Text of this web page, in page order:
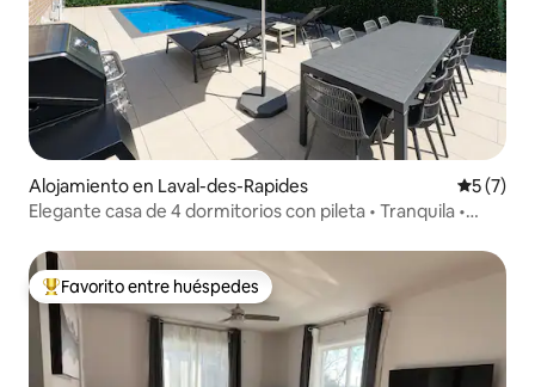
Alojamiento en Laval-des-Rapides
5 (7)
Elegante casa de 4 dormitorios con pileta • Tranquila •
Favorito entre los huéspedes más destacados
Favorito entre huéspedes